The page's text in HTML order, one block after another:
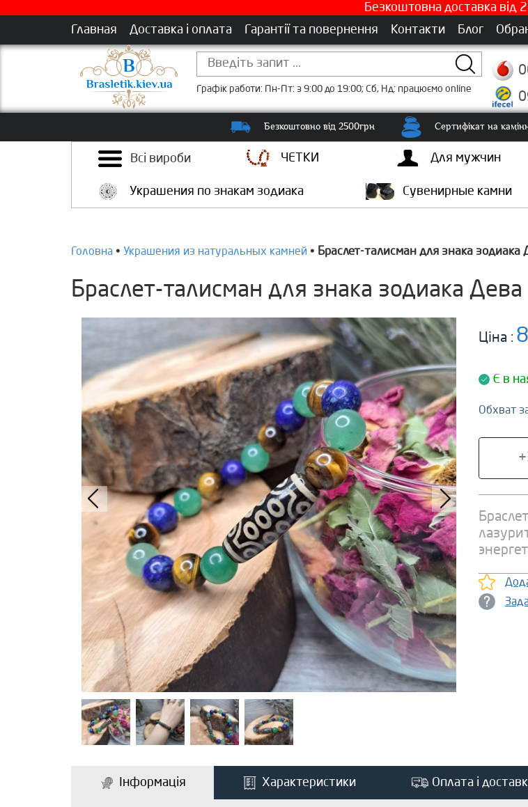
Безкоштовна доставка від
Главная
Доставка і оплата Гарантії та повернення Контакти Блог
Графік работи: Пн-Пт: з 9:00 до 19:00; Сб, Нд: працюємо online
Безкоштовно від 2500грн Сертифікат на
Всі вироби ЧЕТКИ Для мужчин
Украшения по знакам зодиака Сувенирные камни
Головна • Украшения из натуральных камней • Браслет-талисман для знака
Браслет-талисман для знака зодиака
Ціна :
Є в
Обхват
Інформація Характеристики Оплата і